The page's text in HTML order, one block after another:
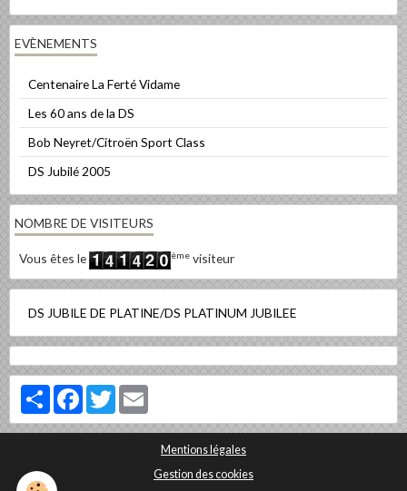
EVÈNEMENTS
Centenaire La Ferté Vidame
Les 60 ans de la DS
Bob Neyret/Citroën Sport Class
DS Jubilé 2005
NOMBRE DE VISITEURS
Vous êtes le ème visiteur
DS JUBILE DE PLATINE/DS PLATINUM JUBILEE
PartagerFacebookTwitter
Mentions légales
Gestion des cookies